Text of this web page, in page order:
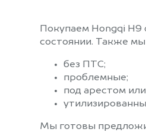
Покупаем Hongqi H9
состоянии. Также
без ПТС;
проблемные;
под арестом
Мы готовы